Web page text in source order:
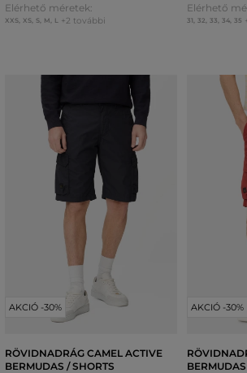
Elérhető méretek:
XXS, XS, S, M, L +2 további
Elérhető
31, 32, 33, 34, 35
AKCIÓ -30%
RÖVIDNADRÁG CAMEL ACTIVE
BERMUDAS / SHORTS
AKCIÓ -30%